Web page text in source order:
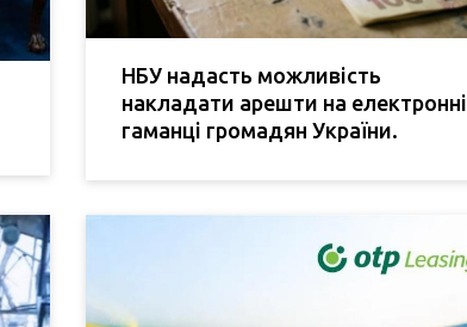
НБУ надасть можливість
накладати арешти на електронні
гаманці громадян України.